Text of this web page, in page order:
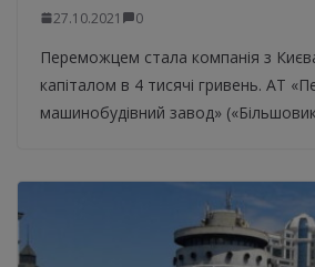
27.10.2021 0
Переможцем стала компанія з
капіталом в 4 тисячі гривень. АТ
машинобудівний завод»